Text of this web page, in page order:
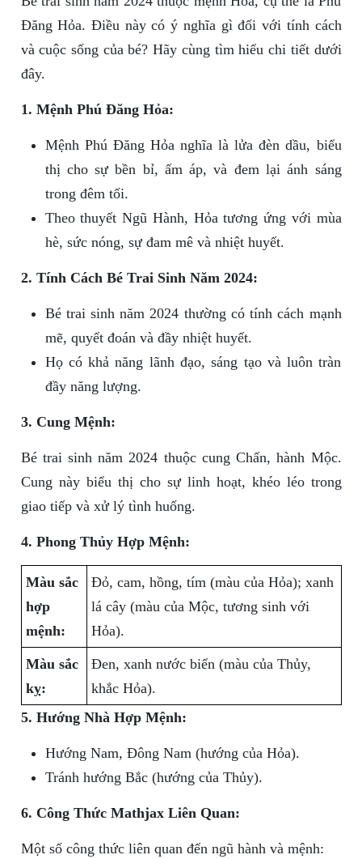
Đăng Hỏa. Điều này có ý nghĩa gì đối với tính cách
và cuộc sống của bé? Hãy cùng tìm hiểu chi tiết dưới
đây.
1. Mệnh Phú Đăng Hỏa:
Mệnh Phú Đăng Hỏa nghĩa là lửa đèn dầu, biểu
thị cho sự bền bỉ, ấm áp, và đem lại ánh sáng
trong đêm tối.
Theo thuyết Ngũ Hành, Hỏa tương ứng với mùa
hè, sức nóng, sự đam mê và nhiệt huyết.
2. Tính Cách Bé Trai Sinh Năm 2024:
Bé trai sinh năm 2024 thường có tính cách mạnh
mẽ, quyết đoán và đầy nhiệt huyết.
Họ có khả năng lãnh đạo, sáng tạo và luôn tràn
đầy năng lượng.
3. Cung Mệnh:
Bé trai sinh năm 2024 thuộc cung Chấn, hành Mộc.
Cung này biểu thị cho sự linh hoạt, khéo léo trong
giao tiếp và xử lý tình huống.
4. Phong Thủy Hợp Mệnh:
Màu sắc
hợp
mệnh:
Đỏ, cam, hồng, tím (màu của Hỏa); xanh
lá cây (màu của Mộc, tương sinh với
Hỏa).
Màu sắc
kỵ:
Đen, xanh nước biển (màu của Thủy,
khắc Hỏa).
5. Hướng Nhà Hợp Mệnh:
Hướng Nam, Đông Nam (hướng của Hỏa).
Tránh hướng Bắc (hướng của Thủy).
6. Công Thức Mathjax Liên Quan:
Một số công thức liên quan đến ngũ hành và mệnh: